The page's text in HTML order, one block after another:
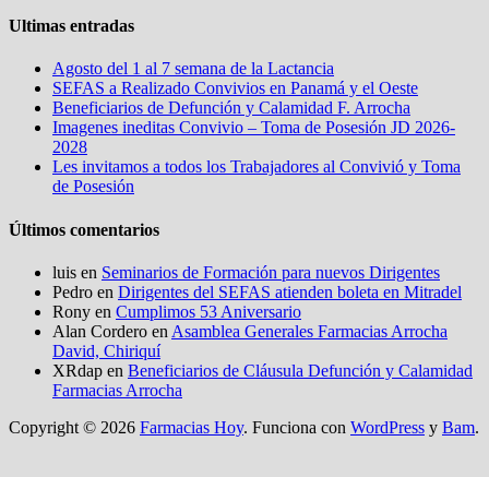
Ultimas entradas
Agosto del 1 al 7 semana de la Lactancia
SEFAS a Realizado Convivios en Panamá y el Oeste
Beneficiarios de Defunción y Calamidad F. Arrocha
Imagenes ineditas Convivio – Toma de Posesión JD 2026-
2028
Les invitamos a todos los Trabajadores al Convivió y Toma
de Posesión
Últimos comentarios
luis en Seminarios de Formación para nuevos Dirigentes
Pedro en Dirigentes del SEFAS atienden boleta en Mitradel
Rony en Cumplimos 53 Aniversario
Alan Cordero en Asamblea Generales Farmacias Arrocha
David, Chiriquí
XRdap en Beneficiarios de Cláusula Defunción y Calamidad
Farmacias Arrocha
Copyright © 2026 Farmacias Hoy. Funciona con WordPress y Bam.